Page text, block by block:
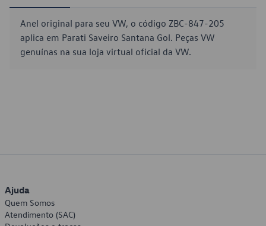
Anel original para seu VW, o código ZBC-847-205
aplica em Parati Saveiro Santana Gol. Peças VW
genuínas na sua loja virtual oficial da VW.
Ajuda
Quem Somos
Atendimento (SAC)